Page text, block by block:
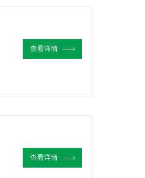
查看详情
查看详情